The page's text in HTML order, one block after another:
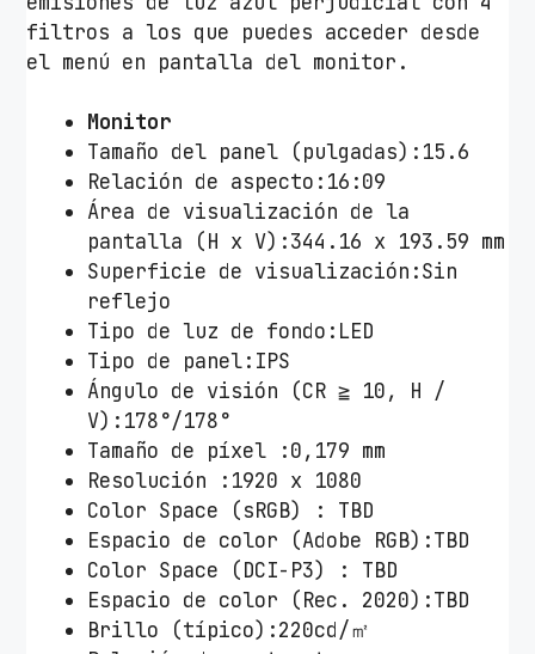
filtros a los que puedes acceder desde
el menú en pantalla del monitor.
Monitor
Tamaño del panel (pulgadas):15.6
Relación de aspecto:16:09
Área de visualización de la
pantalla (H x V):344.16 x 193.59 mm
Superficie de visualización:Sin
reflejo
Tipo de luz de fondo:LED
Tipo de panel:IPS
Ángulo de visión (CR ≧ 10, H /
V):178°/178°
Tamaño de píxel :0,179 mm
Resolución :1920 x 1080
Color Space (sRGB) : TBD
Espacio de color (Adobe RGB):TBD
Color Space (DCI-P3) : TBD
Espacio de color (Rec. 2020):TBD
Brillo (típico):220cd/㎡